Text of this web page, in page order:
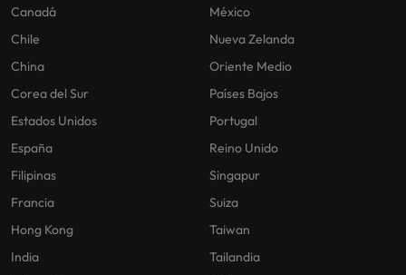
Canadá
Chile
China
Corea del Sur
Estados Unidos
España
Filipinas
Francia
Hong Kong
India
México
Nueva Zelanda
Oriente Medio
Países Bajos
Portugal
Reino Unido
Singapur
Suiza
Taiwan
Tailandia